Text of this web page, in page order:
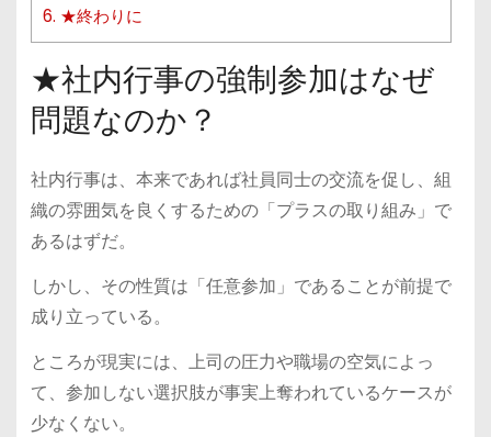
6. ★終わりに
★社内行事の強制参加はなぜ
問題なのか？
社内行事は、本来であれば社員同士の交流を促し、組
織の雰囲気を良くするための「プラスの取り組み」で
あるはずだ。
しかし、その性質は「任意参加」であることが前提で
成り立っている。
ところが現実には、上司の圧力や職場の空気によっ
て、参加しない選択肢が事実上奪われているケースが
少なくない。